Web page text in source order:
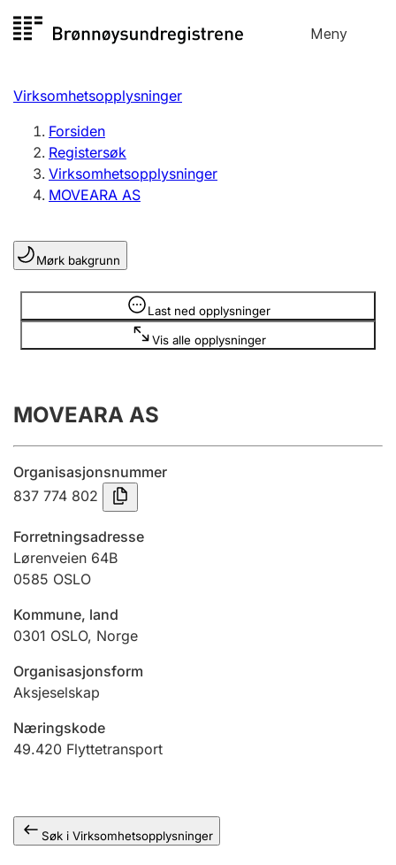
til
Meny
Registersøk
Aksjeselskap
Enkeltpersonforetak
Registrere, endre, slette
Lag og forening
Registrere, endre, slette
Årsregnskap
Innsending og forsinkelsesgebyr
Tinglysing
Jeger
Ektepaktveileder
Offentlig sektor
Virksomhetsopplysninger
Forsiden
Registersøk
Virksomhetsopplysninger
MOVEARA AS
Mørk bakgrunn
Last ned opplysninger
Vis alle opplysninger
Opplysninger er skjult
MOVEARA AS
Organisasjonsnummer
837 774 802
Forretningsadresse
Lørenveien 64B
0585 OSLO
Kommune, land
0301 OSLO, Norge
Organisasjonsform
Aksjeselskap
Næringskode
49.420 Flyttetransport
Søk i Virksomhetsopplysninger